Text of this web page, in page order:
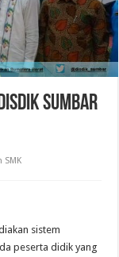
Sumbar
SMK
sistem
peserta didik yang